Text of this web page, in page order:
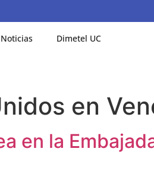
Noticias Dimetel UC
en
en la